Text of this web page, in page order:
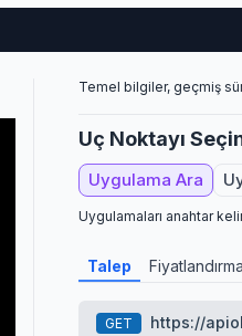
Temel bilgiler, geçmiş
Uç Noktayı
Uygulama Ara
Uygulamaları anahtar
Talep Fiyatlandırma
GET https://